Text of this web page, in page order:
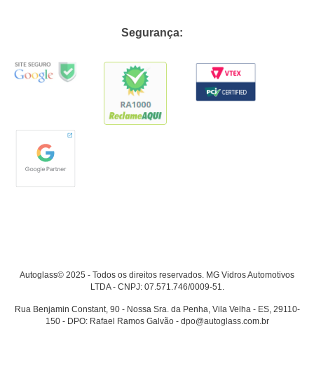
Segurança:
Autoglass© 2025 - Todos os direitos reservados. MG Vidros Automotivos
LTDA - CNPJ: 07.571.746/0009-51.
Rua Benjamin Constant, 90 - Nossa Sra. da Penha, Vila Velha - ES, 29110-
150 - DPO: Rafael Ramos Galvão - dpo@autoglass.com.br